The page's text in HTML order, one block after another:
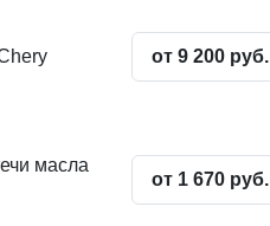
от 9 200 руб.
масла
от 1 670 руб.